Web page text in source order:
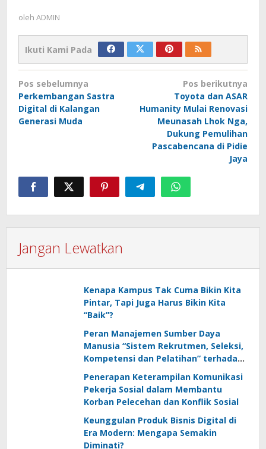
oleh ADMIN
Ikuti Kami Pada
Navigasi
pos
Pos sebelumnya
Perkembangan Sastra
Digital di Kalangan
Generasi Muda
Pos berikutnya
Toyota dan ASAR
Humanity Mulai Renovasi
Meunasah Lhok Nga,
Dukung Pemulihan
Pascabencana di Pidie
Jaya
Jangan Lewatkan
Kenapa Kampus Tak Cuma Bikin Kita
Pintar, Tapi Juga Harus Bikin Kita
“Baik”?
Peran Manajemen Sumber Daya
Manusia “Sistem Rekrutmen, Seleksi,
Kompetensi dan Pelatihan” terhadap
Keunggulan Kompetitif: Literature
Review
Penerapan Keterampilan Komunikasi
Pekerja Sosial dalam Membantu
Korban Pelecehan dan Konflik Sosial
Keunggulan Produk Bisnis Digital di
Era Modern: Mengapa Semakin
Diminati?